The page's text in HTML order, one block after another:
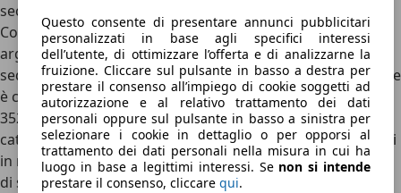
Questo consente di presentare annunci pubblicitari
personalizzati in base agli specifici interessi
dell’utente, di ottimizzare l’offerta e di analizzarne la
fruizione. Cliccare sul pulsante in basso a destra per
prestare il consenso all’impiego di cookie soggetti ad
autorizzazione e al relativo trattamento dei dati
personali oppure sul pulsante in basso a sinistra per
selezionare i cookie in dettaglio o per opporsi al
trattamento dei dati personali nella misura in cui ha
luogo in base a legittimi interessi. Se non si intende
prestare il consenso, cliccare qui.
seconda fila.
Con 4,06 metri di lunghezza lospazio a bordoè sempre
argomento di discussione e qui Hyundai non delude. I
sedili anteriori sono avvolgenti, mentre il divano posteriore
è comodo per due passeggeri, il terzo sta scomodo. Con
352 litri di bagagliaio siamo nella norma di questa
categoria di auto. Per la N Line interni dedicati con dettagli
in metallo e impunture rosse, colore da sempre sinonimo
di sportività.